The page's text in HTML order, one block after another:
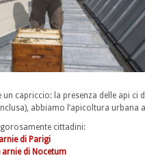
un capriccio: la presenza delle api ci
abbiamo l’apicoltura urbana
cittadini:
di Parigi
arnie di Nocetum